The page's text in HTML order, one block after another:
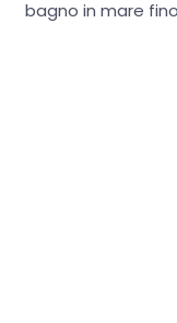
bagno in mare